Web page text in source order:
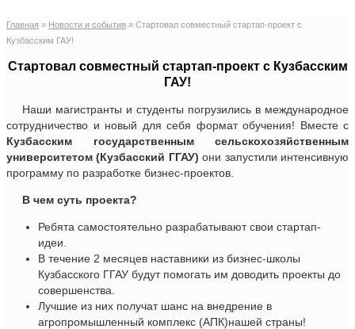
Главная » Новости и события » Стартовал совместный стартап-проект с
Кузбасским ГАУ!
Стартовал совместный стартап-проект с Кузбасским
ГАУ!
Наши магистранты и студенты погрузились в международное
сотрудничество и новый для себя формат обучения! Вместе с
Кузбасским государственным сельскохозяйственным
университетом (Кузбасский ГГАУ) они запустили интенсивную
программу по разработке бизнес-проектов.
В чем суть проекта?
Ребята самостоятельно разрабатывают свои стартап-
идеи.
В течение 2 месяцев наставники из бизнес-школы
Кузбасского ГГАУ будут помогать им доводить проекты до
совершенства.
Лучшие из них получат шанс на внедрение в
агропромышленный комплекс (АПК)нашей страны!